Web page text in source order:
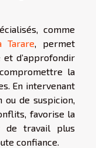
comme
Tarare , permet
et d’approfondir
la
En intervenant
de suspicion,
favorise la
de travail plus
confiance.